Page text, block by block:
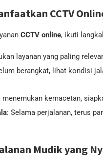
CCTV
CCTV online, ikuti
layanan yang paling
berangkat, lihat kondisi
menemukan kemacetan,
: Selama perjalanan, terus
Mudik yang